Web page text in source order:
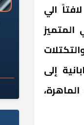
الي
إلى
سلامة الغذاء: 285 ألف طن صادرات
أسبوع